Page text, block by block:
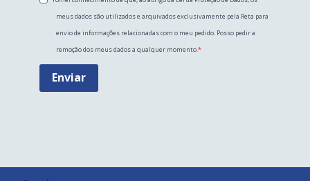
meus dados são utilizados e arquivados exclusivamente pela Reta para
envio de informações relacionadas com o meu pedido. Posso pedir a
remoção dos meus dados a qualquer momento.
Enviar